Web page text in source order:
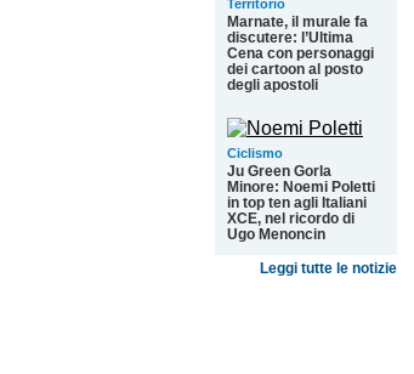
Territorio
Marnate, il murale fa
discutere: l’Ultima
Cena con personaggi
dei cartoon al posto
degli apostoli
Ciclismo
Ju Green Gorla
Minore: Noemi Poletti
in top ten agli Italiani
XCE, nel ricordo di
Ugo Menoncin
Leggi tutte le notizie